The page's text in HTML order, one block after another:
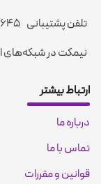
تلفن پشتیبانی
نیمکت در شبکه‌های
ارتباط بیشتر
درباره ما
تماس با ما
قوانین و مقررات